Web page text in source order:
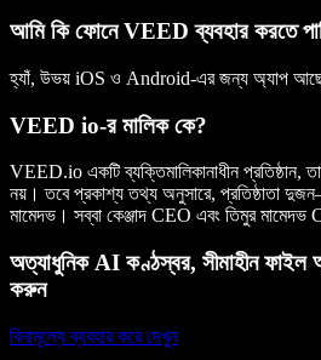
আমি কি ফোনে VEED ব্যবহার করতে
হ্যাঁ, উভয় iOS ও Android-এর জন্য অ্যাপ
VEED io-র মালিক কে?
VEED.io একটি ব্যক্তিমালিকানাধীন প্রতিষ্ঠান,
নয়। তবে প্রকাশ্য তথ্য অনুসারে, প্রতিষ্ঠাতা
মামেদভ। সব্বা কেঞ্জাদ CEO এবং তিমুর
অত্যাধুনিক AI কণ্ঠস্বর, সীমাহীন
করুন
বিনামূল্যে ব্যবহার করে দেখুন